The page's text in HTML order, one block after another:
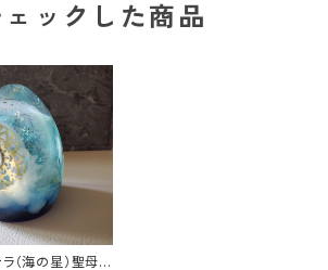
ックした商品
（海の星）聖母マ